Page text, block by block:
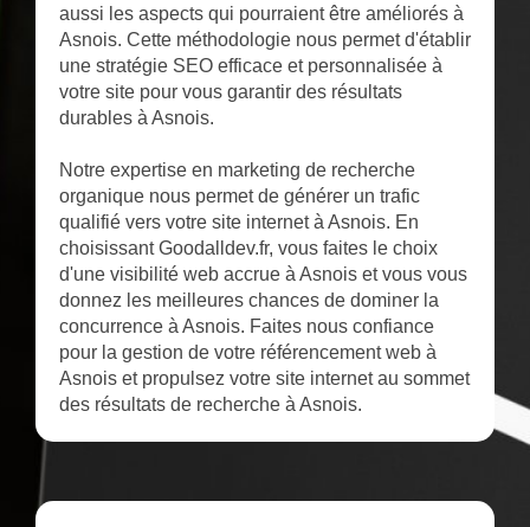
aussi les aspects qui pourraient être améliorés à
Asnois. Cette méthodologie nous permet d'établir
une stratégie SEO efficace et personnalisée à
votre site pour vous garantir des résultats
durables à Asnois.
Notre expertise en marketing de recherche
organique nous permet de générer un trafic
qualifié vers votre site internet à Asnois. En
choisissant Goodalldev.fr, vous faites le choix
d'une visibilité web accrue à Asnois et vous vous
donnez les meilleures chances de dominer la
concurrence à Asnois. Faites nous confiance
pour la gestion de votre référencement web à
Asnois et propulsez votre site internet au sommet
des résultats de recherche à Asnois.